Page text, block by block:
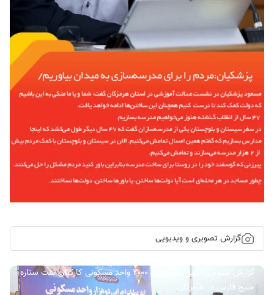
گزارش تصویری و ویدیویی
گزارش تصویری/ آیین کلنگ زنی ۲۰۰۰ واحد مسکونی کارکنان نفت ستاره
خلیج فارس در هرمزگان